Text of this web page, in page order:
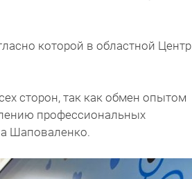
которой в областной Центр
сторон, так как обмен опытом
профессиональных
Шаповаленко.